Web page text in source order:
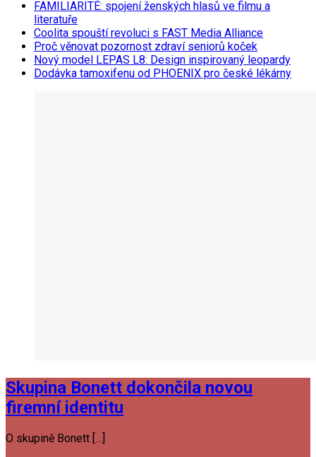
FAMILIARITÉ: spojení ženských hlasů ve filmu a
literatuře
Coolita spouští revoluci s FAST Media Alliance
Proč věnovat pozornost zdraví seniorů koček
Nový model LEPAS L8: Design inspirovaný leopardy
Dodávka tamoxifenu od PHOENIX pro české lékárny
Skupina Bonett dokončila novou
firemní identitu
O skupině Bonett […]